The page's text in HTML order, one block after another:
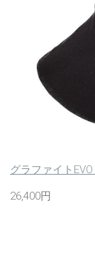
グラファイト
26,400円